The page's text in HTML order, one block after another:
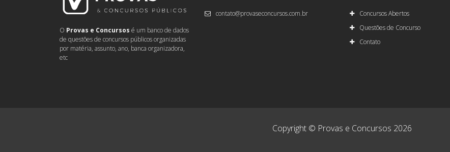
O Provas e Concursos é um banco de dados
de questões de concursos públicos organizadas
por matéria, assunto, ano, banca organizadora,
etc
contato@provaseconcursos.com.br
Concursos Abertos
Questões de Concurso
Contato
Copyright © Provas e Concursos 2026